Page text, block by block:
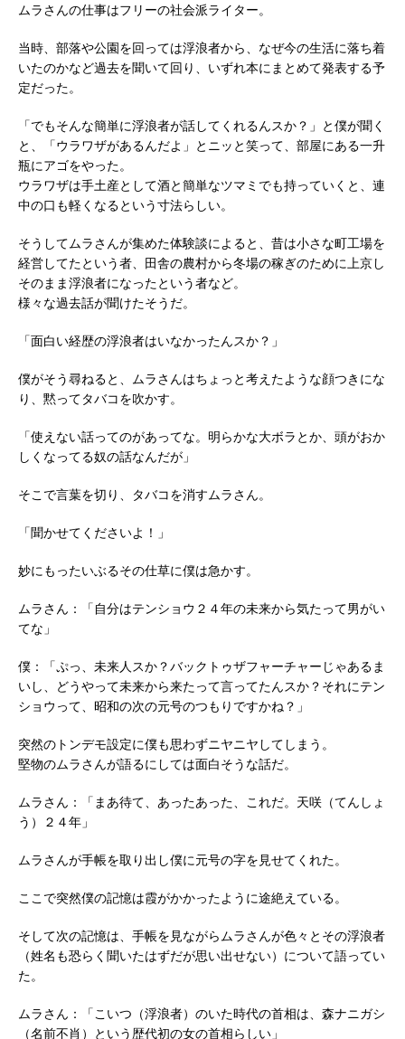
ムラさんの仕事はフリーの社会派ライター。
当時、部落や公園を回っては浮浪者から、なぜ今の生活に落ち着
いたのかなど過去を聞いて回り、いずれ本にまとめて発表する予
定だった。
「でもそんな簡単に浮浪者が話してくれるんスか？」と僕が聞く
と、「ウラワザがあるんだよ」とニッと笑って、部屋にある一升
瓶にアゴをやった。
ウラワザは手土産として酒と簡単なツマミでも持っていくと、連
中の口も軽くなるという寸法らしい。
そうしてムラさんが集めた体験談によると、昔は小さな町工場を
経営してたという者、田舎の農村から冬場の稼ぎのために上京し
そのまま浮浪者になったという者など。
様々な過去話が聞けたそうだ。
「面白い経歴の浮浪者はいなかったんスか？」
僕がそう尋ねると、ムラさんはちょっと考えたような顔つきにな
り、黙ってタバコを吹かす。
「使えない話ってのがあってな。明らかな大ボラとか、頭がおか
しくなってる奴の話なんだが」
そこで言葉を切り、タバコを消すムラさん。
「聞かせてくださいよ！」
妙にもったいぶるその仕草に僕は急かす。
ムラさん：「自分はテンショウ２４年の未来から気たって男がい
てな」
僕：「ぷっ、未来人スか？バックトゥザフャーチャーじゃあるま
いし、どうやって未来から来たって言ってたんスか？それにテン
ショウって、昭和の次の元号のつもりですかね？」
突然のトンデモ設定に僕も思わずニヤニヤしてしまう。
堅物のムラさんが語るにしては面白そうな話だ。
ムラさん：「まあ待て、あったあった、これだ。天咲（てんしょ
う）２４年」
ムラさんが手帳を取り出し僕に元号の字を見せてくれた。
ここで突然僕の記憶は霞がかかったように途絶えている。
そして次の記憶は、手帳を見ながらムラさんが色々とその浮浪者
（姓名も恐らく聞いたはずだが思い出せない）について語ってい
た。
ムラさん：「こいつ（浮浪者）のいた時代の首相は、森ナニガシ
（名前不肖）という歴代初の女の首相らしい」